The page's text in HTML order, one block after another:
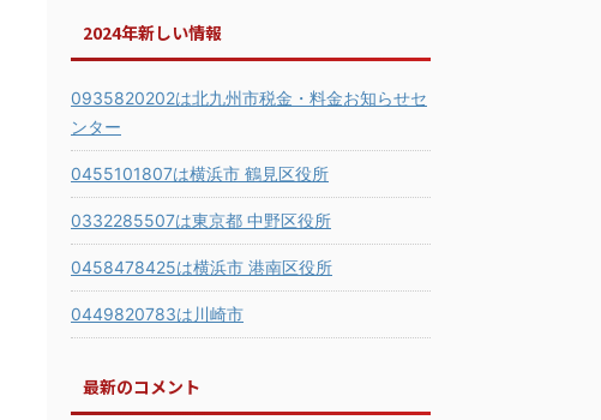
2024年新しい情報
0935820202は北九州市税金・料金お知らせセ
ンター
0455101807は横浜市 鶴見区役所
0332285507は東京都 中野区役所
0458478425は横浜市 港南区役所
0449820783は川崎市
最新のコメント